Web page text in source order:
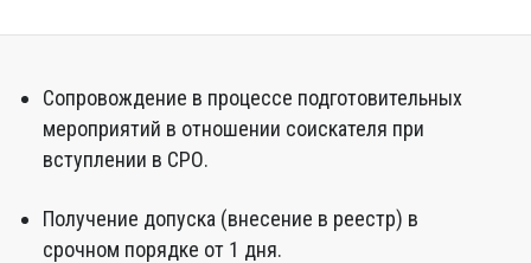
Сопровождение в процессе подготовительных
мероприятий в отношении соискателя при
вступлении в СРО.
Получение допуска (внесение в реестр) в
срочном порядке от 1 дня.